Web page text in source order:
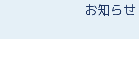
お知らせ